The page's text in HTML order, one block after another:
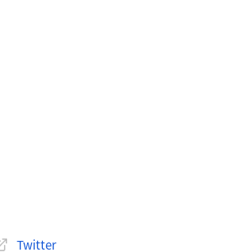
Twitter